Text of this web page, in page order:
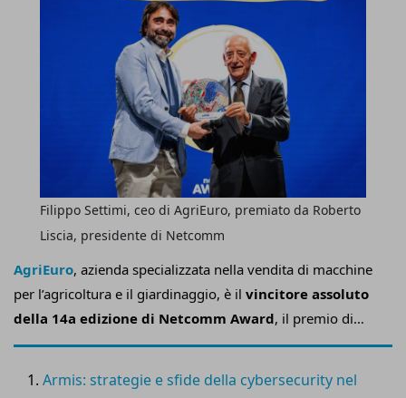
AgriEuro, azienda specializzata nella vendita di macchine
per l’agricoltura e il giardinaggio, è il vincitore assoluto
della 14a edizione di Netcomm Award, il premio di
Consorzio Netcommnato con l’obiettivo dicelebrare e
Filippo Settimi, ceo di AgriEuro, premiato da Roberto
Liscia, presidente di Netcomm
Armis: strategie e sfide della cybersecurity nel